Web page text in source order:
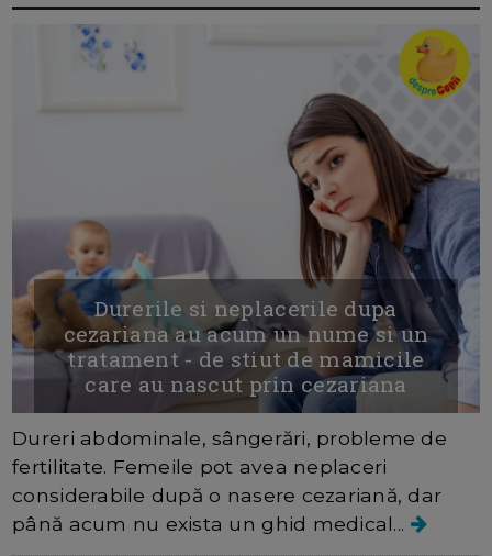
Durerile si neplacerile dupa
cezariana au acum un nume si un
tratament - de stiut de mamicile
care au nascut prin cezariana
Dureri abdominale, sângerări, probleme de
fertilitate. Femeile pot avea neplaceri
considerabile după o nasere cezariană, dar
până acum nu exista un ghid medical...